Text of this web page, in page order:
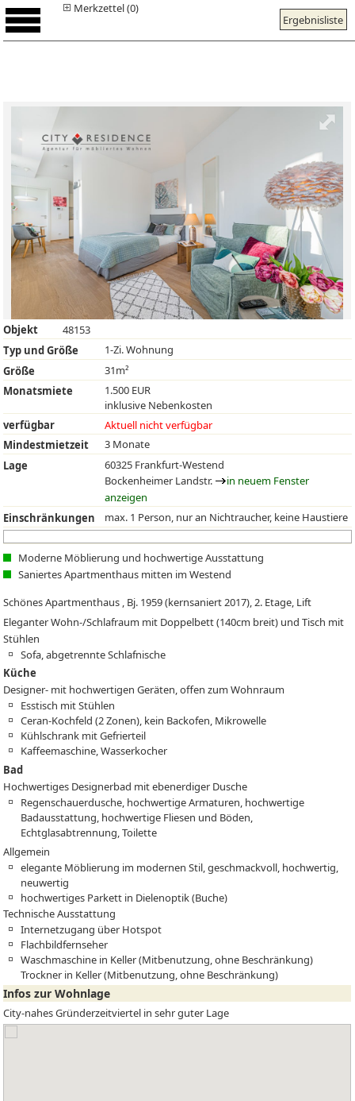
Ergebnisliste
Merkzettel (0)
Objekt
48153
Typ und Größe
1-Zi. Wohnung
Größe
31m²
Monatsmiete
1.500 EUR
inklusive Nebenkosten
verfügbar
Aktuell nicht verfügbar
Mindestmietzeit
3 Monate
Lage
60325 Frankfurt-Westend
Bockenheimer Landstr.
in neuem Fenster
anzeigen
Einschränkungen
max. 1 Person, nur an Nichtraucher, keine Haustiere
Moderne Möblierung und hochwertige Ausstattung
Saniertes Apartmenthaus mitten im Westend
Schönes Apartmenthaus , Bj. 1959 (kernsaniert 2017), 2. Etage, Lift
Eleganter Wohn-/Schlafraum mit Doppelbett (140cm breit) und Tisch mit
Stühlen
Sofa, abgetrennte Schlafnische
Küche
Designer- mit hochwertigen Geräten, offen zum Wohnraum
Esstisch mit Stühlen
Ceran-Kochfeld (2 Zonen), kein Backofen, Mikrowelle
Kühlschrank mit Gefrierteil
Kaffeemaschine, Wasserkocher
Bad
Hochwertiges Designerbad mit ebenerdiger Dusche
Regenschauerdusche, hochwertige Armaturen, hochwertige
Badausstattung, hochwertige Fliesen und Böden,
Echtglasabtrennung, Toilette
Allgemein
elegante Möblierung im modernen Stil, geschmackvoll, hochwertig,
neuwertig
hochwertiges Parkett in Dielenoptik (Buche)
Technische Ausstattung
Internetzugang über Hotspot
Flachbildfernseher
Waschmaschine in Keller (Mitbenutzung, ohne Beschränkung)
Trockner in Keller (Mitbenutzung, ohne Beschränkung)
Infos zur Wohnlage
City-nahes Gründerzeitviertel in sehr guter Lage